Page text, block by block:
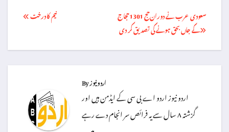
Post
سعودی عرب نے دوران حج 1301 حجاج
کے جاں بحق ہونے کی تصدیق کر دی
نیم کا درخت
Byاردو نیوز
اردو نیوز اردو اے بی سی کے ایڈمن ہیں اور
گزشتہ ۸ سال سے یہ فرائص سر انجام دے رہے